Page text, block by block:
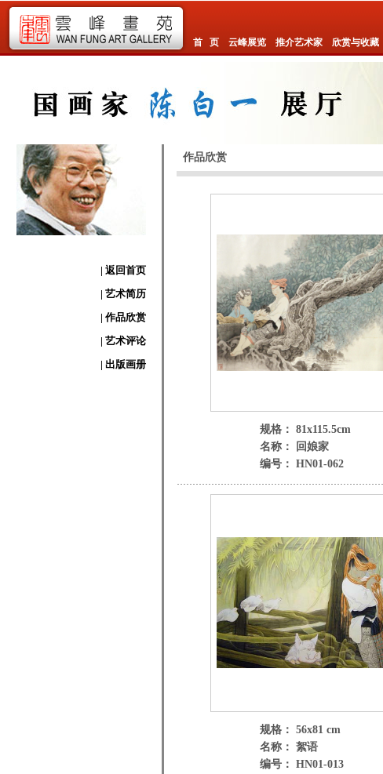
首 页 云峰展览 推介艺术家 欣赏与收藏
| 返回首页
| 艺术简历
| 作品欣赏
| 艺术评论
| 出版画册
作品欣赏
规格： 81x115.5cm
名称： 回娘家
编号： HN01-062
规格： 56x81 cm
名称： 絮语
编号： HN01-013